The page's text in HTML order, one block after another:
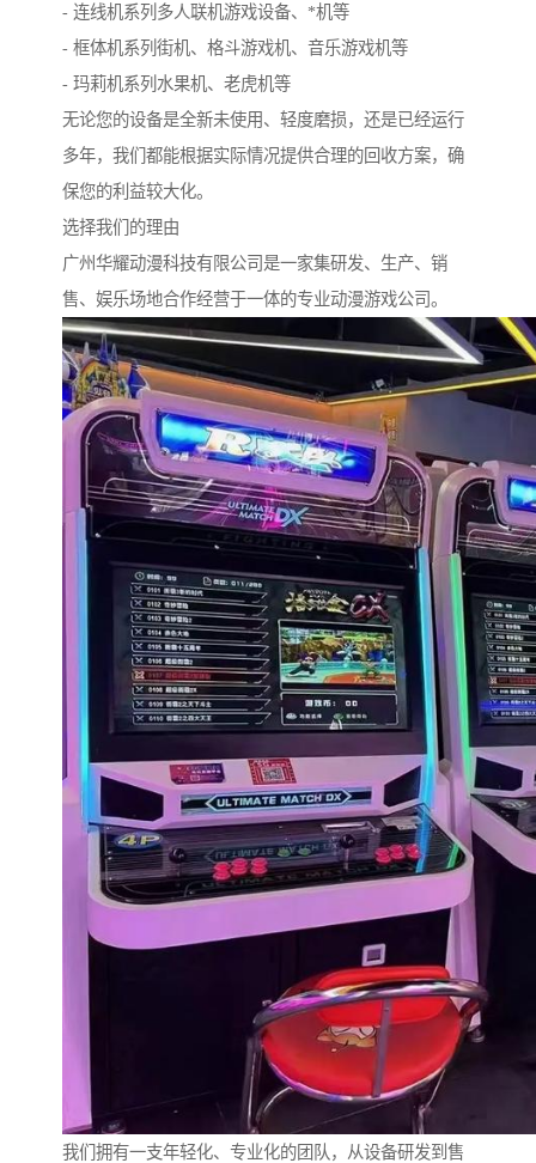
- 连线机系列多人联机游戏设备、*机等
- 框体机系列街机、格斗游戏机、音乐游戏机等
- 玛莉机系列水果机、老虎机等
无论您的设备是全新未使用、轻度磨损，还是已经运行
多年，我们都能根据实际情况提供合理的回收方案，确
保您的利益较大化。
选择我们的理由
广州华耀动漫科技有限公司是一家集研发、生产、销
售、娱乐场地合作经营于一体的专业动漫游戏公司。
我们拥有一支年轻化、专业化的团队，从设备研发到售